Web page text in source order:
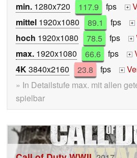
min. 1280x720 117.9 fps +
mittel 1920x1080 89.1 fps +
hoch 1920x1080 78.5 fps +
max. 1920x1080 66.6 fps +
4K3840x2160 23.8 fps +
» In Detailstufe max. mit allen
spielbar